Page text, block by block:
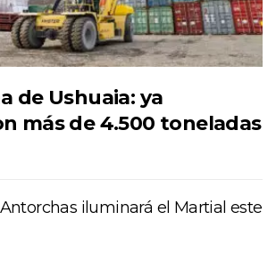
de Ushuaia: ya
más de 4.500 toneladas
iluminará el Martial este